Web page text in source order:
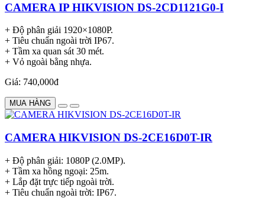
CAMERA IP HIKVISION DS-2CD1121G0-I
+ Độ phân giải 1920×1080P.
+ Tiêu chuẩn ngoài trời IP67.
+ Tầm xa quan sát 30 mét.
+ Vỏ ngoài bằng nhựa.
Giá: 740,000đ
MUA HÀNG
CAMERA HIKVISION DS-2CE16D0T-IR
+ Độ phân giải: 1080P (2.0MP).
+ Tầm xa hồng ngoại: 25m.
+ Lắp đặt trực tiếp ngoài trời.
+ Tiêu chuẩn ngoài trời: IP67.